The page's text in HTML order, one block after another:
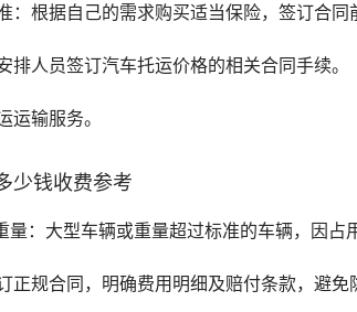
：根据自己的需求购买适当保险，签订合同
排人员签订汽车托运价格的相关合同手续。
输服务。
少钱收费参考
量：大型车辆或重量超过标准的车辆，因占
正规合同，明确费用明细及赔付条款，避免